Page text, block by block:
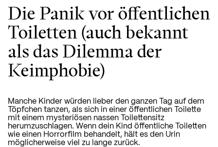
Die Panik vor öffentlichen
Toiletten (auch bekannt
als das Dilemma der
Keimphobie)
Manche Kinder würden lieber den ganzen Tag auf dem
Töpfchen tanzen, als sich in einer öffentlichen Toilette
mit einem mysteriösen nassen Toilettensitz
herumzuschlagen. Wenn dein Kind öffentliche Toiletten
wie einen Horrorfilm behandelt, hält es den Urin
möglicherweise viel zu lange zurück.